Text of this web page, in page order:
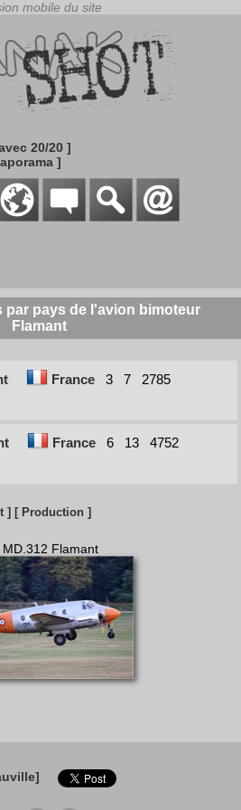
20/20 ]
]
par pays de l'avion bimoteur
Flamant
France 3 7
2785
France 6 13
4752
] [ Production ]
MD.312 Flamant